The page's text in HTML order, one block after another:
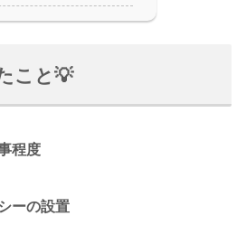
こと💡
程度
ーの設置